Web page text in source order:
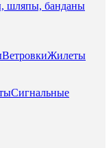
шляпы, банданы
ВетровкиЖилеты
Сигнальные